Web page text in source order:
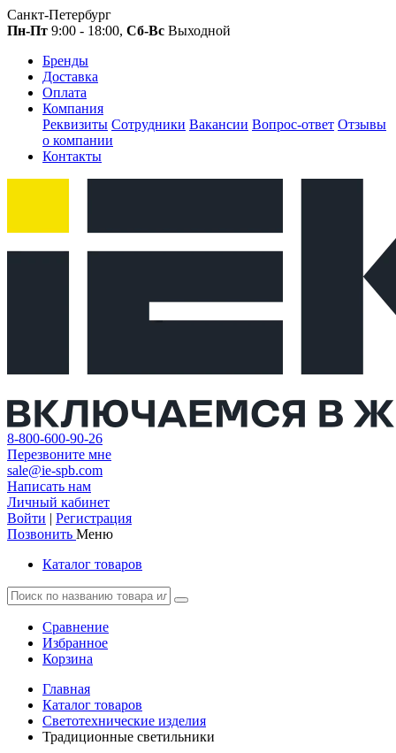
Санкт-Петербург
Пн-Пт 9:00 - 18:00, Сб-Вс Выходной
Бренды
Доставка
Оплата
Компания
Реквизиты Сотрудники Вакансии Вопрос-ответ Отзывы
о компании
Контакты
8-800-600-90-26
Перезвоните мне
sale@ie-spb.com
Написать нам
Личный кабинет
Войти | Регистрация
Позвонить Меню
Каталог товаров
Сравнение
Избранное
Корзина
Главная
Каталог товаров
Светотехнические изделия
Традиционные светильники